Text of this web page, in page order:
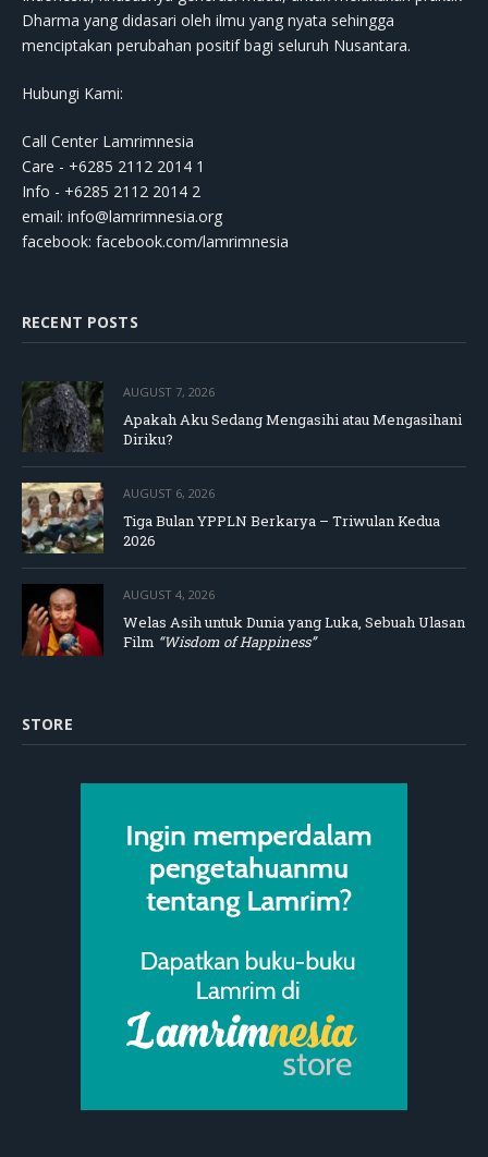
Dharma yang didasari oleh ilmu yang nyata sehingga
menciptakan perubahan positif bagi seluruh Nusantara.
Hubungi Kami:
Call Center Lamrimnesia
Care - +6285 2112 2014 1
Info - +6285 2112 2014 2
email: info@lamrimnesia.org
facebook: facebook.com/lamrimnesia
RECENT POSTS
AUGUST 7, 2026
Apakah Aku Sedang Mengasihi atau Mengasihani
Diriku?
AUGUST 6, 2026
Tiga Bulan YPPLN Berkarya – Triwulan Kedua
2026
AUGUST 4, 2026
Welas Asih untuk Dunia yang Luka, Sebuah Ulasan
Film “Wisdom of Happiness”
STORE